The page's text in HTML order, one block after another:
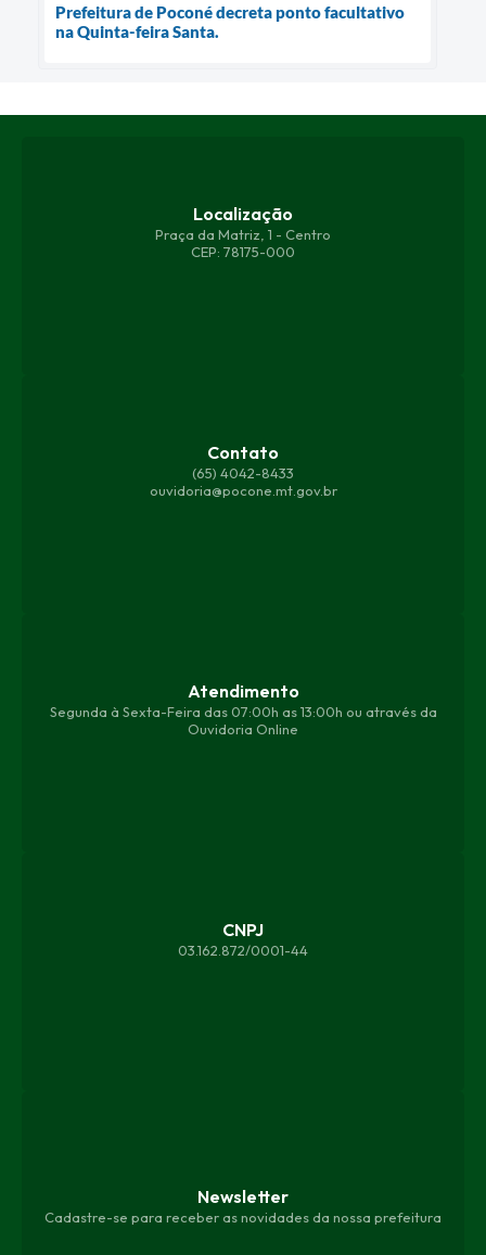
Prefeitura de Poconé decreta ponto facultativo
na Quinta-feira Santa.
Localização
Praça da Matriz, 1 - Centro
CEP: 78175-000
Contato
(65) 4042-8433
ouvidoria@pocone.mt.gov.br
Atendimento
Segunda à Sexta-Feira das 07:00h as 13:00h ou através da
Ouvidoria Online
CNPJ
03.162.872/0001-44
Newsletter
Cadastre-se para receber as novidades da nossa prefeitura